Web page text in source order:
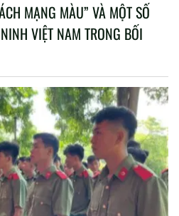
MẠNG MÀU” VÀ MỘT SỐ
VIỆT NAM TRONG BỐI